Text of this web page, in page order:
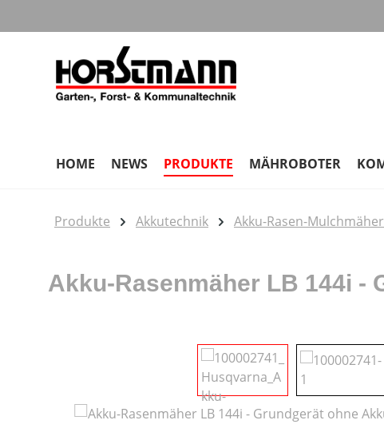
HOME NEWS PRODUKTE MÄHROBOTER
Produkte Akkutechnik Akku-Rasen-
Akku-Rasenmäher LB 144i -